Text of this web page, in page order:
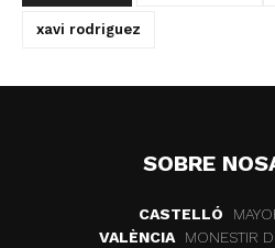
xavi rodriguez
SOBRE
CASTELLÓ
VALÈNCIA
MONESTIR